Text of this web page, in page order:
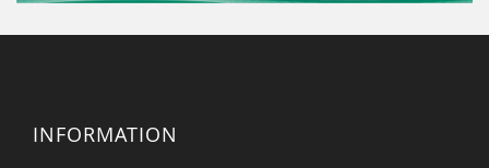
INFORMATION